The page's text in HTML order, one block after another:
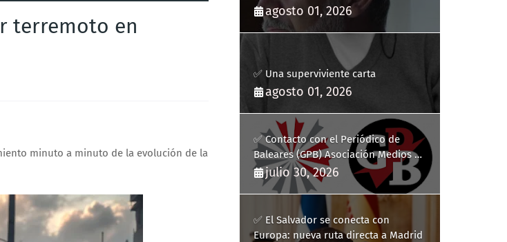
terremoto en
minuto a minuto de la evolución de la
agosto 01, 2026
✅ Una superviviente carta
agosto 01, 2026
✅ Contacto con el Periódico de
Baleares (GPB) Asociación Medios de
Comunicación Digitales
julio 30, 2026
✅ El Salvador se conecta con
Europa: nueva ruta directa a Madrid